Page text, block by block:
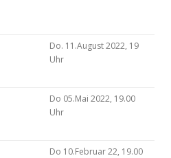
Do. 11.August 2022, 19
Uhr
Do 05.Mai 2022, 19.00
Uhr
Do 10.Februar 22, 19.00